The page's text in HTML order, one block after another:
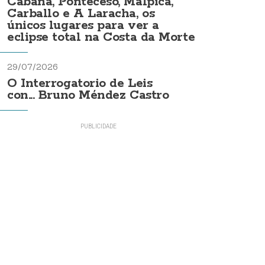
Carballo e A Laracha, os
únicos lugares para ver a
eclipse total na Costa da Morte
29/07/2026
O Interrogatorio de Leis
con... Bruno Méndez Castro